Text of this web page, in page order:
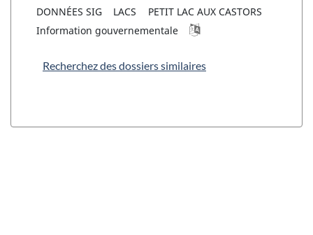
DONNÉES SIG
LACS
PETIT LAC AUX CASTORS
Information gouvernementale
Recherchez des dossiers similaires